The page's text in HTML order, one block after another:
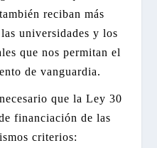
reciban más
universidades y los
que nos permitan el
de vanguardia.
que la Ley 30
financiación de las
criterios: